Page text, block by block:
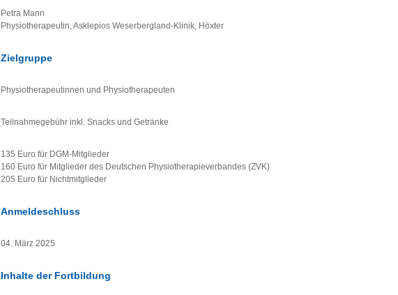
Petra Mann
Physiotherapeutin, Asklepios Weserbergland-Klinik, Höxter
Zielgruppe
Physiotherapeutinnen und Physiotherapeuten
Teilnahmegebühr inkl. Snacks und Getränke
135 Euro für DGM-Mitglieder
160 Euro für Mitglieder des Deutschen Physiotherapieverbandes (ZVK)
205 Euro für Nichtmitglieder
Anmeldeschluss
04. März 2025
Inhalte der Fortbildung